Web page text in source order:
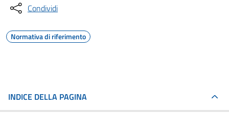
Condividi
Normativa di riferimento
INDICE DELLA PAGINA